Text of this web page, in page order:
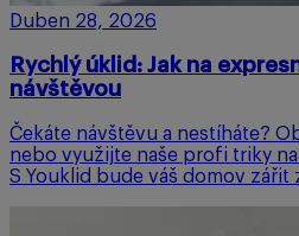
Duben 28, 2026
Rychlý úklid: Jak na
návštěvou
Čekáte návštěvu a nestíháte?
nebo využijte naše profi triky
S Youklid bude váš domov zářit